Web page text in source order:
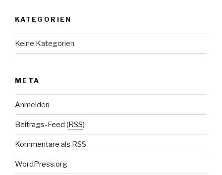
KATEGORIEN
Keine Kategorien
META
Anmelden
Beitrags-Feed (RSS)
Kommentare als RSS
WordPress.org